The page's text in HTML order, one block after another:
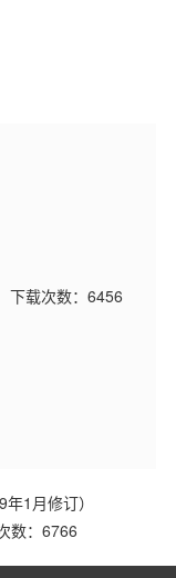
下载次数：6456
1月修订）
数：6766